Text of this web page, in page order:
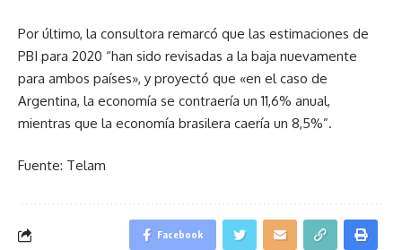
Por último, la consultora remarcó que las estimaciones de
PBI para 2020 “han sido revisadas a la baja nuevamente
para ambos países», y proyectó que «en el caso de
Argentina, la economía se contraería un 11,6% anual,
mientras que la economía brasilera caería un 8,5%”.
Fuente: Telam
Facebook